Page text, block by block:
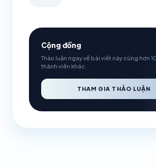
Cộng đồng
Thảo luận ngay về bài viết này cùng hơn
thành viên khác.
THAM GIA THẢO LUẬN